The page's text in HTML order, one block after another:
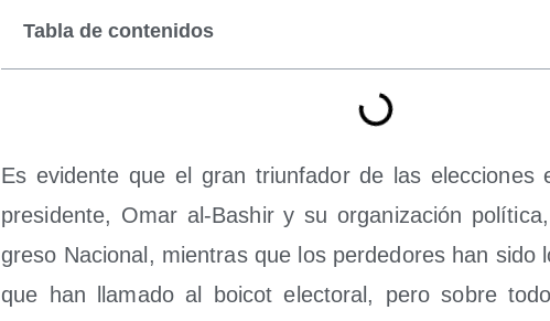
Tabla de contenidos
Es evi­den­te que el gran triun­fa­dor de las elec­cio­nes
pre­si­den­te, Omar al-Bashir y su orga­ni­za­ción
gre­so Nacio­nal, mien­tras que los per­de­do­res han sido
que han lla­ma­do al boi­cot elec­to­ral, pero sobre